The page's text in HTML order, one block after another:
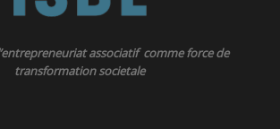
associatif comme force de
transformation societale